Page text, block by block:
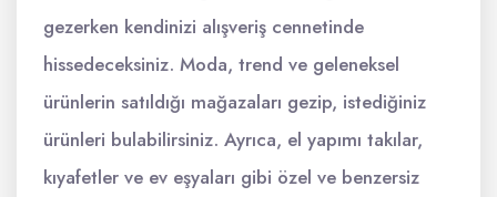
gezerken kendinizi alışveriş cennetinde
hissedeceksiniz. Moda, trend ve geleneksel
ürünlerin satıldığı mağazaları gezip, istediğiniz
ürünleri bulabilirsiniz. Ayrıca, el yapımı takılar,
kıyafetler ve ev eşyaları gibi özel ve benzersiz